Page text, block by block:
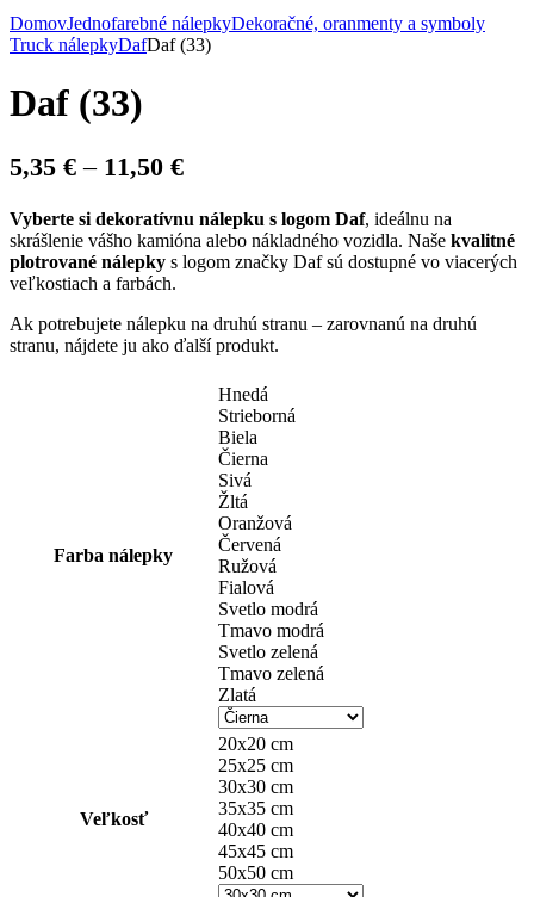
DomovJednofarebné nálepkyDekoračné, oranmenty a symboly
Truck nálepkyDafDaf (33)
Daf (33)
5,35 € – 11,50 €Price
5,35 €
through
Vyberte si dekoratívnu nálepku s logom Daf, ideálnu na
skrášlenie vášho kamióna alebo nákladného vozidla. Naše kvalitné
plotrované nálepky s logom značky Daf sú dostupné vo viacerých
veľkostiach a farbách.
Ak potrebujete nálepku na druhú stranu – zarovnanú na druhú
stranu, nájdete ju ako ďalší produkt.
Farba nálepky
Hnedá
Strieborná
Biela
Čierna
Sivá
Žltá
Oranžová
Červená
Ružová
Fialová
Svetlo modrá
Tmavo modrá
Svetlo zelená
Tmavo zelená
Zlatá
Veľkosť
20x20 cm
25x25 cm
30x30 cm
35x35 cm
40x40 cm
45x45 cm
50x50 cm